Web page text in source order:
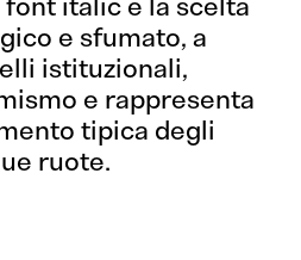
font italic e la scelta
e sfumato, a
istituzionali,
e rappresenta
tipica degli
ruote.